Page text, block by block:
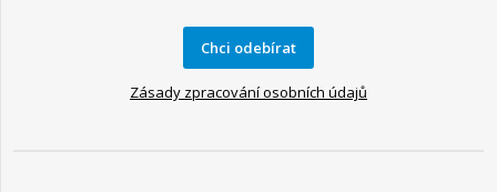
Chci odebírat
Zásady zpracování osobních údajů